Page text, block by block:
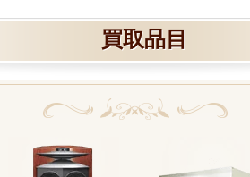
買取品目